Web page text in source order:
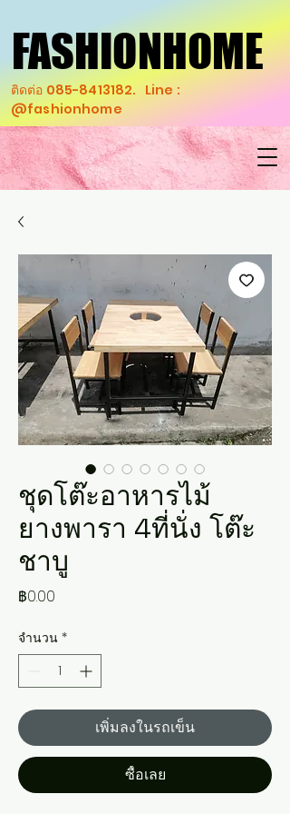
FASHIONHOME
FASHIONHOME
ติดต่อ 085-8413182. Line :
@fashionhome
ชุดโต๊ะอาหารไม้
ยางพารา 4ที่นั่ง โต๊ะ
ชาบู
฿0.00
จำนวน *
เพิ่มลงในรถเข็น
ซื้อเลย